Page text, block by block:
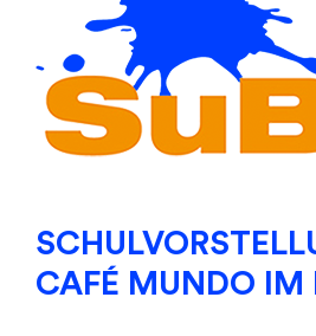
CAFÉ MUNDO IM